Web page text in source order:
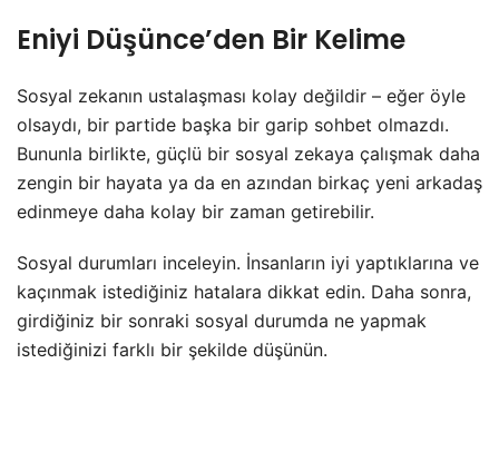
Eniyi Düşünce’den Bir Kelime
Sosyal zekanın ustalaşması kolay değildir – eğer öyle
olsaydı, bir partide başka bir garip sohbet olmazdı.
Bununla birlikte, güçlü bir sosyal zekaya çalışmak daha
zengin bir hayata ya da en azından birkaç yeni arkadaş
edinmeye daha kolay bir zaman getirebilir.
Sosyal durumları inceleyin. İnsanların iyi yaptıklarına ve
kaçınmak istediğiniz hatalara dikkat edin. Daha sonra,
girdiğiniz bir sonraki sosyal durumda ne yapmak
istediğinizi farklı bir şekilde düşünün.